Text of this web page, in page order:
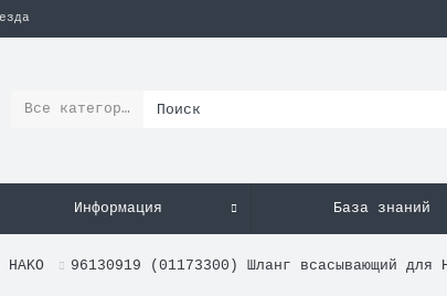
Все категории
Информация База знаний
96130919 (01173300) Шланг всасывающий